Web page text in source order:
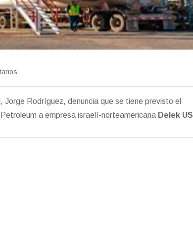
Jorge Rodríguez, denuncia que se tiene previsto el
a empresa israelí-norteamericana Delek US